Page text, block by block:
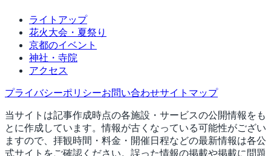
ライトアップ
花火大会・夏祭り
京都のイベント
神社・寺院
アクセス
プライバシーポリシーお問い合わせサイトマップ
当サイトは記事作成時点の各施設・サービスの公開情報をも
とに作成しています。情報が古くなっている可能性がござい
ますので、拝観時間・料金・開催日程などの最新情報は各公
式サイトをご確認ください。誤った情報の掲載や掲載に問題